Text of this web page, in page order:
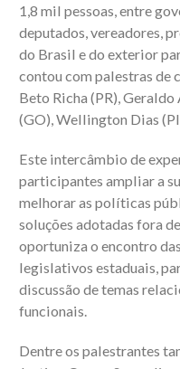
1,8 mil pessoas, entre
deputados, vereadores,
do Brasil e do exterior
contou com palestras de
Beto Richa (PR),
(GO), Wellington Dias
Este intercâmbio de
participantes ampliar a
melhorar as políticas
soluções adotadas fora
oportuniza o encontro
legislativos estaduais,
discussão de temas
funcionais.
Dentre os palestrantes